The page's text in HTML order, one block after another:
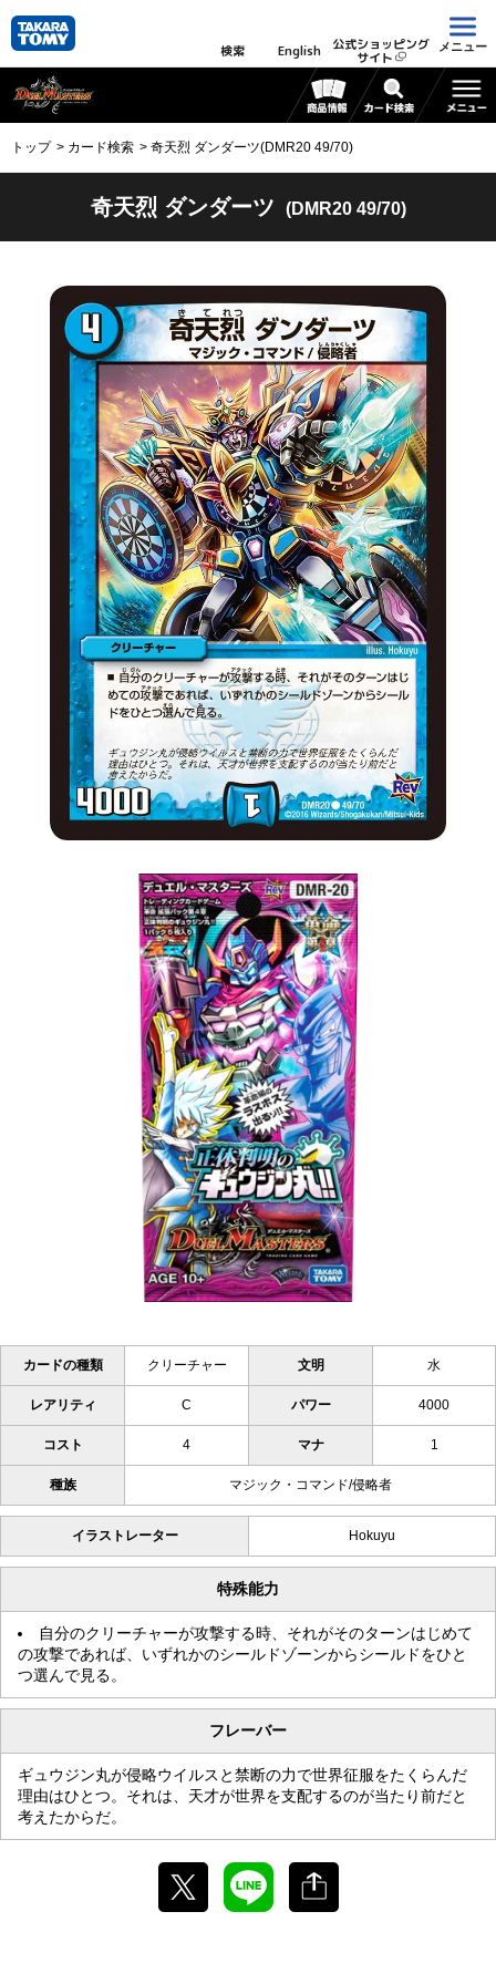
検索 English 公式ショッピング
サイト
メニュー
トップ カード検索 奇天烈 ダンダーツ(DMR20 49/70)
奇天烈 ダンダーツ (DMR20 49/70)
カードの種類 クリーチャー 文明 水
レアリティ C パワー 4000
コスト 4 マナ 1
種族 マジック・コマンド/侵略者
イラストレーター Hokuyu
特殊能力
自分のクリーチャーが攻撃する時、それがそのターンはじめて
の攻撃であれば、いずれかのシールドゾーンからシールドをひと
つ選んで見る。
フレーバー
ギュウジン丸が侵略ウイルスと禁断の力で世界征服をたくらんだ
理由はひとつ。それは、天才が世界を支配するのが当たり前だと
考えたからだ。